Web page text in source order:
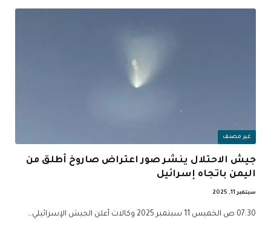
غير مصنف
جيش الاحتلال ينشر صور اعتراض صاروخ أطلق من
اليمن باتجاه إسرائيل
سبتمبر 11, 2025
07:30 ص الخميس 11 سبتمبر 2025 وكالات أعلن الجيش الإسرائيلي…